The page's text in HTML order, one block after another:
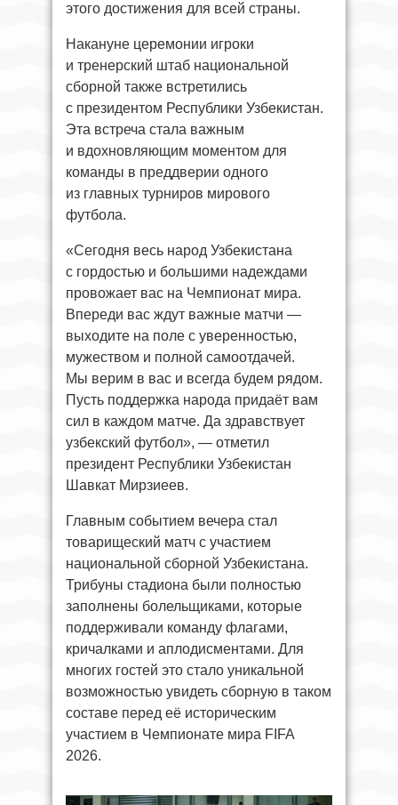
этого достижения для всей страны.
Накануне церемонии игроки
и тренерский штаб национальной
сборной также встретились
с президентом Республики Узбекистан.
Эта встреча стала важным
и вдохновляющим моментом для
команды в преддверии одного
из главных турниров мирового
футбола.
«Сегодня весь народ Узбекистана
с гордостью и большими надеждами
провожает вас на Чемпионат мира.
Впереди вас ждут важные матчи —
выходите на поле с уверенностью,
мужеством и полной самоотдачей.
Мы верим в вас и всегда будем рядом.
Пусть поддержка народа придаёт вам
сил в каждом матче. Да здравствует
узбекский футбол», — отметил
президент Республики Узбекистан
Шавкат Мирзиеев.
Главным событием вечера стал
товарищеский матч с участием
национальной сборной Узбекистана.
Трибуны стадиона были полностью
заполнены болельщиками, которые
поддерживали команду флагами,
кричалками и аплодисментами. Для
многих гостей это стало уникальной
возможностью увидеть сборную в таком
составе перед её историческим
участием в Чемпионате мира FIFA
2026.